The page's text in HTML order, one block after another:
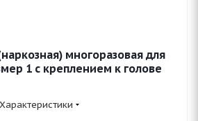
многоразовая для
1 с креплением к голове
Характеристики